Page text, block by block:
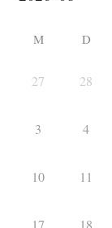
M D
27 28
3 4
10 11
17 18